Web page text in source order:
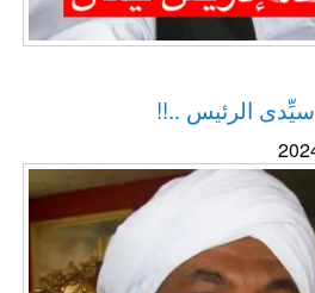
سيِّدى الرئيس ..!!